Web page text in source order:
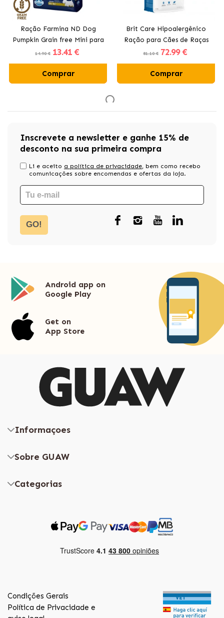
Ração Farmina ND Dog
Pumpkin Grain free Mini para
cães com cordeiro
14.90 € 13.41 €
Comprar
Brit Care Hipoalergênico
Ração para Cães de Raças
Grandes com Cordeiro
81.10 € 72.99 €
Comprar
Inscrevete a newsletter e ganhe 15% de
desconto na sua primeira compra
Li e aceito a política de privacidade, bem como recebo
comunicações sobre encomendas e ofertas da loja.
GO!
Android app on
Google Play
Get on
App Store
Informaçoes
Sobre GUAW
Categorias
Condições Gerais
Política de Privacidade e